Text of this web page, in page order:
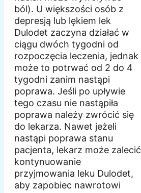
ból). U większości osób z
depresją lub lękiem lek
Dulodet zaczyna działać w
ciągu dwóch tygodni od
rozpoczęcia leczenia, jednak
może to potrwać od 2 do 4
tygodni zanim nastąpi
poprawa. Jeśli po upływie
tego czasu nie nastąpiła
poprawa należy zwrócić się
do lekarza. Nawet jeżeli
nastąpi poprawa stanu
pacjenta, lekarz może zalecić
kontynuowanie
przyjmowania leku Dulodet,
aby zapobiec nawrotowi